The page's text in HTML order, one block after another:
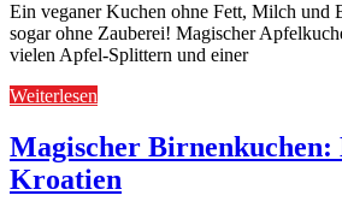
Ein veganer Kuchen ohne Fett, Milch und
sogar ohne Zauberei! Magischer
vielen Apfel-Splittern und einer
Weiterlesen
Magischer Birnenkuchen:
Kroatien